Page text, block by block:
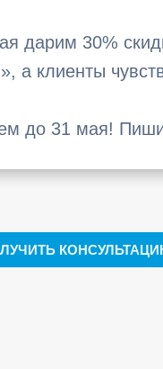
дарим 30%
а клиенты
до 31 мая!